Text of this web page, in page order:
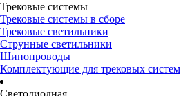
Трековые системы
Трековые системы в сборе
Трековые светильники
Струнные светильники
Шинопроводы
Комплектующие для трековых систем
Светодиодная